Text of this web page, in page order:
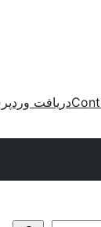
دریافت